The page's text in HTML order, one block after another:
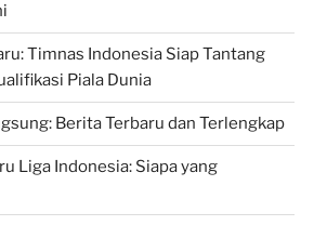
Timnas Indonesia Siap Tantang
Piala Dunia
Berita Terbaru dan Terlengkap
Liga Indonesia: Siapa yang